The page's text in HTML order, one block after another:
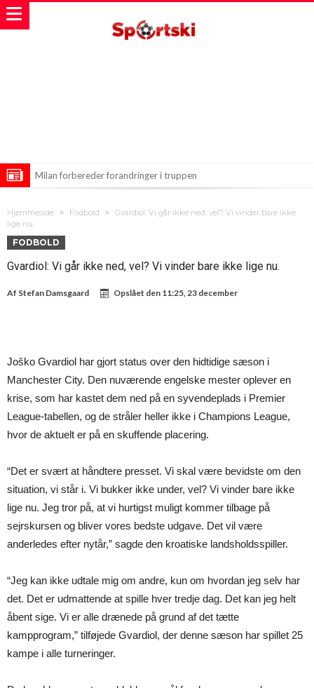
Milan forbereder forandringer i truppen
Hjemmeside Fodbold
Gvardiol: Vi går ikke ned, vel? Vi vinder bare ikke
lige nu.
FODBOLD
Gvardiol: Vi går ikke ned, vel? Vi vinder bare ikke lige nu.
Af Stefan Damsgaard Opslået den 11:25, 23 december
Joško Gvardiol har gjort status over den hidtidige sæson i
Manchester City. Den nuværende engelske mester oplever en
krise, som har kastet dem ned på en syvendeplads i Premier
League-tabellen, og de stråler heller ikke i Champions League,
hvor de aktuelt er på en skuffende placering.
“Det er svært at håndtere presset. Vi skal være bevidste om den
situation, vi står i. Vi bukker ikke under, vel? Vi vinder bare ikke
lige nu. Jeg tror på, at vi hurtigst muligt kommer tilbage på
sejrskursen og bliver vores bedste udgave. Det vil være
anderledes efter nytår,” sagde den kroatiske landsholdsspiller.
“Jeg kan ikke udtale mig om andre, kun om hvordan jeg selv har
det. Det er udmattende at spille hver tredje dag. Det kan jeg helt
åbent sige. Vi er alle drænede på grund af det tætte
kampprogram,” tilføjede Gvardiol, der denne sæson har spillet 25
kampe i alle turneringer.